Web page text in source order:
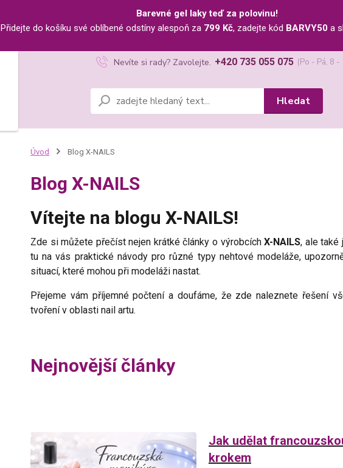
Barevné gel laky teď za polovinu!
Přidejte do košíku své oblíbené odstíny alespoň za 799 Kč, zadejte kód BARVY50 a
Hledat
Nevíte si rady? Zavolejte. +420 735 055 075 (Po - Pá, 8 -
Úvod Blog X-NAILS
Blog X-NAILS
Vítejte na blogu X-NAILS!
Zde si můžete přečíst nejen krátké články o výrobcíchX-NAILS, ale také
tu na vás praktické návody pro různé typy nehtové modeláže,
situací, které mohou při modeláži nastat.
Přejeme vám příjemné počtení a doufáme, že zde naleznete řešení
tvoření v oblasti nail artu.
Nejnovější články
Jak udělat
krokem